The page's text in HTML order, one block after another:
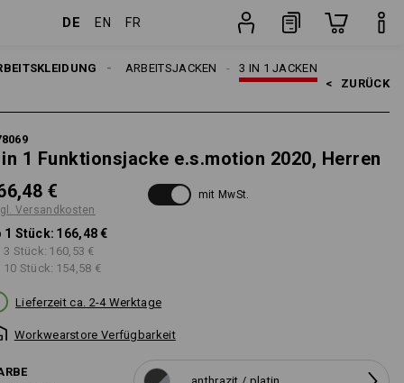
DE EN FR
3 IN 1 JACKEN
ARBEITSJACKEN
HERREN
< ZURÜCK
1 Funktionsjacke e.s.motion 2020, Herren
€
Versandkosten
mit MwSt.
1 Stück: 166,48 €
3 Stück: 160,53 €
10 Stück: 154,58 €
Lieferzeit ca. 2-4 Werktage
Workwearstore Verfügbarkeit